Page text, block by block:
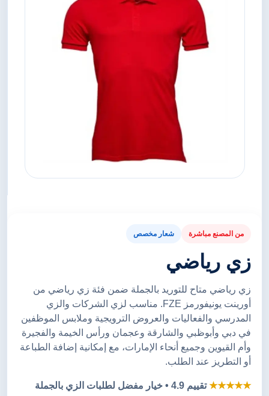
من المصنع مباشرة شعار مخصص
زي رياضي
زي رياضي متاح للتوريد بالجملة ضمن فئة زي رياضي من
أورينت يونيفورمز FZE. مناسب لزي الشركات والزي
المدرسي والفعاليات والعروض الترويجية وملابس الموظفين
في دبي وأبوظبي والشارقة وعجمان ورأس الخيمة والفجيرة
وأم القيوين وجميع أنحاء الإمارات، مع إمكانية إضافة الطباعة
أو التطريز عند الطلب.
★★★★★تقييم 4.9 • خيار مفضل لطلبات الزي بالجملة